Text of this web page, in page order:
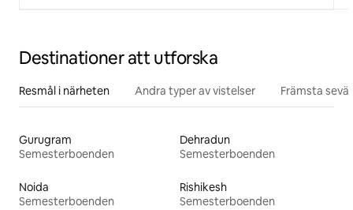
Destinationer att utforska
Resmål i närheten Andra typer av vistelser Främsta
Gurugram
Semesterboenden
Dehradun
Semesterboenden
Noida
Semesterboenden
Rishikesh
Semesterboenden